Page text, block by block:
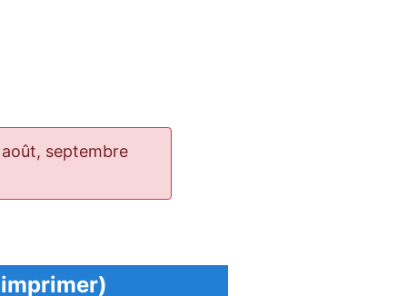
septembre